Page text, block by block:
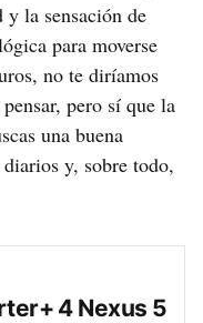
la sensación de
para moverse
no te diríamos
pero sí que la
una buena
y, sobre todo,
4 Nexus 5